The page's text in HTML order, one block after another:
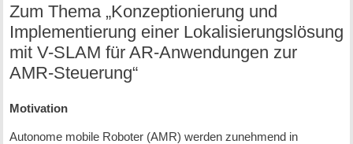
Zum Thema „Konzeptionierung und
Implementierung einer Lokalisierungslösung
mit V-SLAM für AR-Anwendungen zur
AMR-Steuerung“
Motivation
Autonome mobile Roboter (AMR) werden zunehmend in